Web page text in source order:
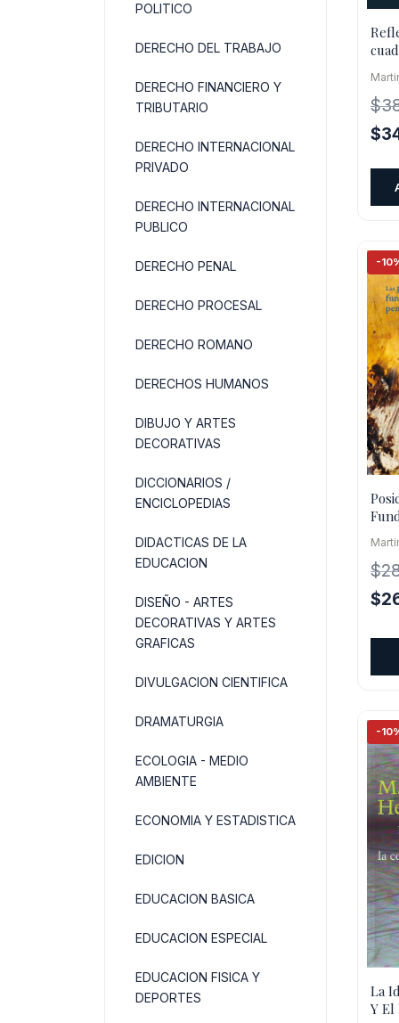
POLITICO
DERECHO DEL TRABAJO
DERECHO FINANCIERO Y
TRIBUTARIO
DERECHO INTERNACIONAL
PRIVADO
DERECHO INTERNACIONAL
PUBLICO
DERECHO PENAL
DERECHO PROCESAL
DERECHO ROMANO
DERECHOS HUMANOS
DIBUJO Y ARTES
DECORATIVAS
DICCIONARIOS /
ENCICLOPEDIAS
DIDACTICAS DE LA
EDUCACION
DISEÑO - ARTES
DECORATIVAS Y ARTES
GRAFICAS
DIVULGACION CIENTIFICA
DRAMATURGIA
ECOLOGIA - MEDIO
AMBIENTE
ECONOMIA Y ESTADISTICA
EDICION
EDUCACION BASICA
EDUCACION ESPECIAL
EDUCACION FISICA Y
DEPORTES
$
El
$
-
$
El
$
-
La
Y El